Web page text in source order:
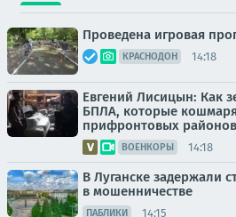
Проведена игровая
КРАСНОДОН 14:18
Евгений Лисицын: Как
БПЛА, которые
прифронтовых районов
ВОЕНКОРЫ 14:18
В Луганске задержали
в мошенничестве
ПАБЛИКИ 14:15